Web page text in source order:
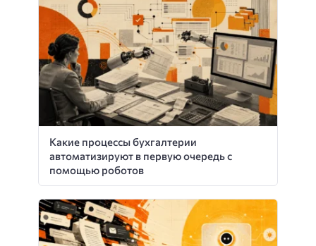
Какие процессы бухгалтерии
автоматизируют в первую очередь с
помощью роботов